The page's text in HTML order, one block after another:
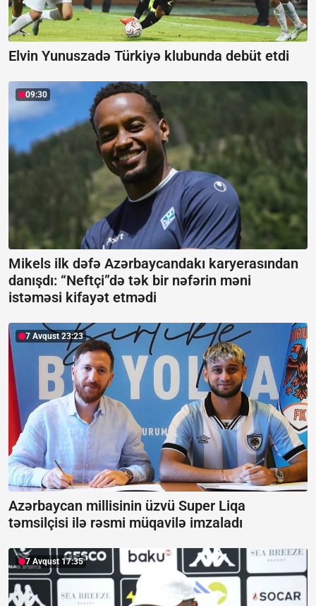
Elvin Yunuszadə Türkiyə klubunda debüt etdi
09:30
Mikels ilk dəfə Azərbaycandakı karyerasından
danışdı: “Neftçi”də tək bir nəfərin məni
istəməsi kifayət etmədi
7 Avqust 23:23
Azərbaycan millisinin üzvü Super Liqa
təmsilçisi ilə rəsmi müqavilə imzaladı
7 Avqust 17:35